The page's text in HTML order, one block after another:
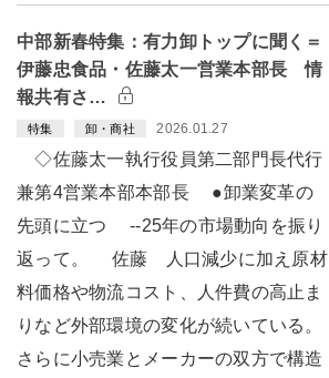
中部新春特集：有力卸トップに聞く＝
伊藤忠食品・佐藤太一営業本部長 情
報共有さ…
特集 卸・商社 2026.01.27
◇佐藤太一執行役員第二部門長代行
兼第4営業本部本部長 ●卸業変革の
先頭に立つ --25年の市場動向を振り
返って。 佐藤 人口減少に加え原材
料価格や物流コスト、人件費の高止ま
りなど外部環境の変化が続いている。
さらに小売業とメーカーの双方で構造